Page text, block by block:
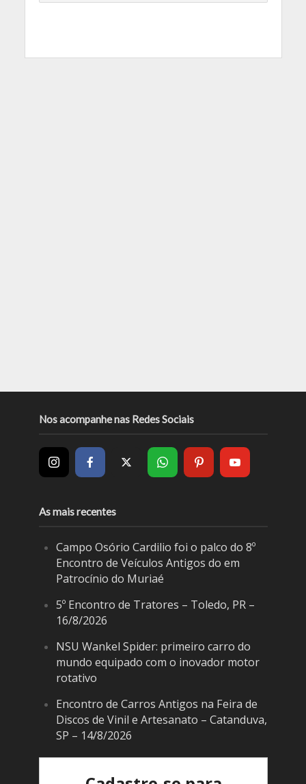
Nos acompanhe nas Redes Sociais
As mais recentes
Campo Osório Cardilio foi o palco do 8º
Encontro de Veículos Antigos do em
Patrocínio do Muriaé
5º Encontro de Tratores – Toledo, PR –
16/8/2026
NSU Wankel Spider: primeiro carro do
mundo equipado com o inovador motor
rotativo
Encontro de Carros Antigos na Feira de
Discos de Vinil e Artesanato – Catanduva,
SP – 14/8/2026